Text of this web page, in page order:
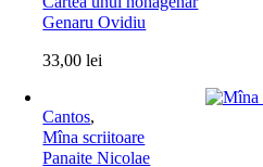
Genaru Ovidiu
33,00lei
Cantos,
Mîna scriitoare
Panaite Nicolae